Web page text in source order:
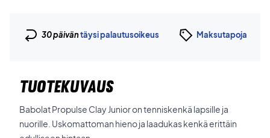
30 päiväntäysi palautusoikeus Maksutapoja
TUOTEKUVAUS
Babolat Propulse Clay Junior on tenniskenkä lapsille ja
nuorille. Uskomattoman hieno ja laadukas kenkä erittäin